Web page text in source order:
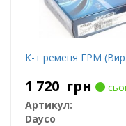
К-т ременя ГРМ
1 720 грн
Артикул:
Dayco